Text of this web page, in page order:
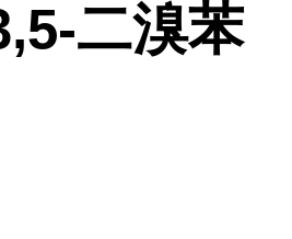
二溴苯